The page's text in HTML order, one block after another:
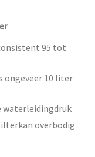
95 tot
ongeveer 10 liter
waterleidingdruk
overbodig